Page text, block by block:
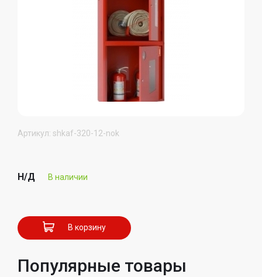
Артикул: shkaf-320-12-nok
Н/Д В наличии
В корзину
Популярные товары